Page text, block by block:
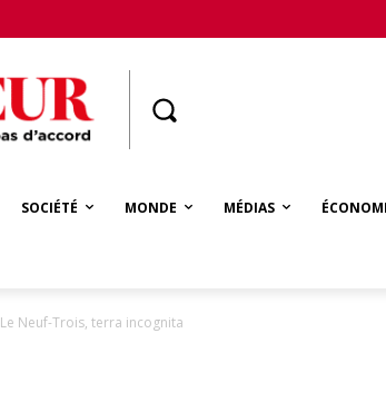
SOCIÉTÉ MONDE MÉDIAS
Le Neuf-Trois, terra incognita